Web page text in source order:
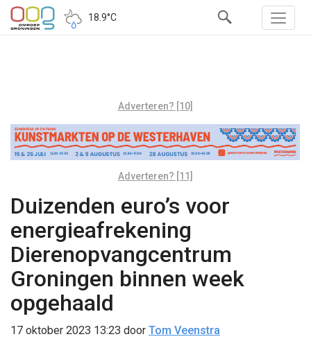
18.9°C
Adverteren? [10]
Adverteren? [11]
Duizenden euro’s voor
energieafrekening
Dierenopvangcentrum
Groningen binnen week
opgehaald
17 oktober 2023 13:23 door Tom Veenstra